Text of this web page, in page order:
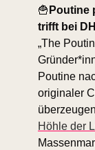
🍟 Poutine
trifft bei
„The
Poutine
originaler
Höhle der